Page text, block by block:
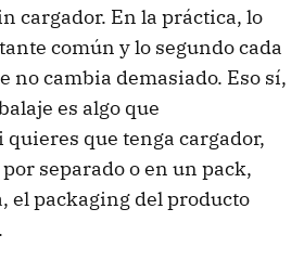
cargador. En la práctica, lo
común y lo segundo cada
no cambia demasiado. Eso sí,
es algo que
quieres que tenga cargador,
separado o en un pack,
el packaging del producto